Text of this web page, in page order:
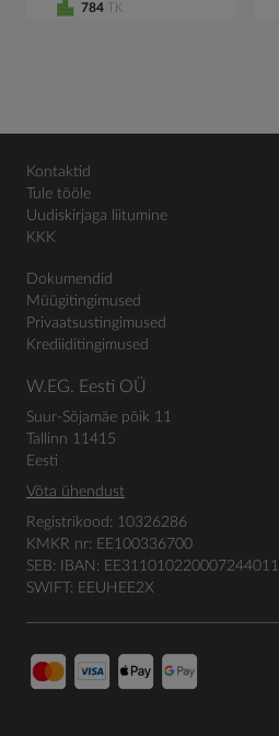
784 TK
Kontaktid
Tule tööle
Uudiskirjaga liitumine
KKK
Dokumendid
Müügitingimused
Privaatsustingimused
Krediiditingimused
W.EG. Eesti OÜ
Suur-Sõjamäe põik 11
Tallinn 11415
Eesti
Võta ühendust
Registrikood: 10326286
KMKR nr: EE100336700
SEB: IBAN: EE311010220007244011
SWIFT: EEUHEE2X